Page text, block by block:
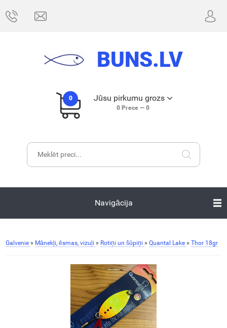
BUNS.LV
0 Jūsu pirkumu grozs
0Prece — 0
Navigācija
Galvenie » Mānekļi, ēsmas, vizuļi » Rotiņi un šūpiņi » Quantal Lake » Thor 18gr